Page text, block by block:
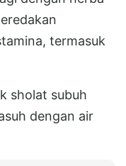
termasuk
sholat subuh
dengan air